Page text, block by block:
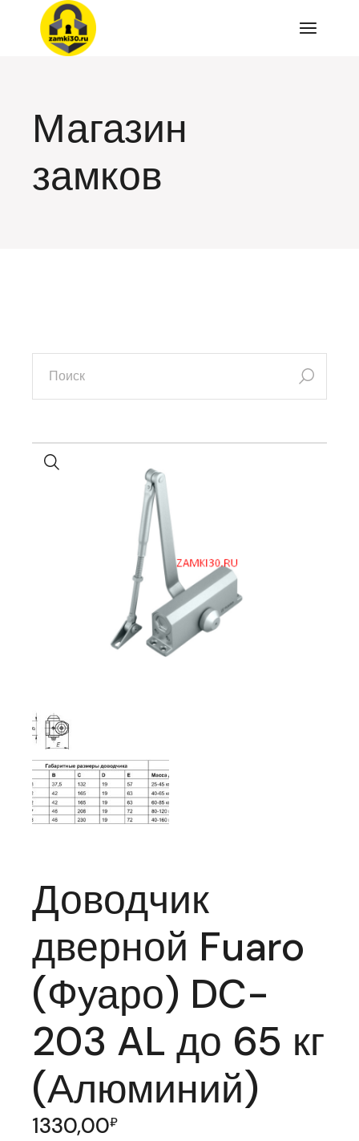
Перейти
содержимому
Магазин
замков
искать:
Доводчик
дверной Fuaro
(Фуаро) DC-
203 AL до 65 кг
(Алюминий)
1330,00₽